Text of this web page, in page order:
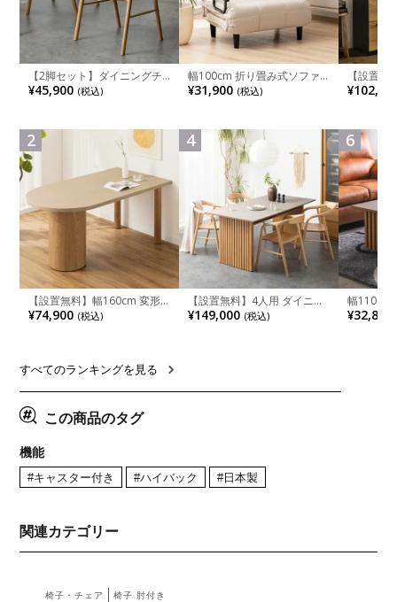
【2脚セット】ダイニングチ
ェア 木製 LUGA 肘付き チェ
ア 天然木 リビング椅子 板座
ュラル ブラウン 完成品
¥45,900 (税込)
2
【設置無料】幅160cm 変形
半円 ダイニングテーブル モ
ルタル風 LENAS コンクリー
リア風 グレージュ
¥74,900 (税込)
幅100cm 折り畳み式ソファ
ベッド コンパクト リクライ
ニング カウチスタイル 省ス
¥31,900 (税込)
4
【設置無料】4人用 ダイニン
グテーブルセット 5点 LUGA
セラミックテーブル おしゃれ
¥149,000 (税込)
【設置
チンカウ
板 引き出
れ ウッデ
ル グレー
6
幅110cm
木目調 リ
付き 長方
¥32,800
すべてのランキングを見る
この商品のタグ
機能
#キャスター付き #ハイバック #日本製
関連カテゴリー
椅子・チェア
椅子 肘付き